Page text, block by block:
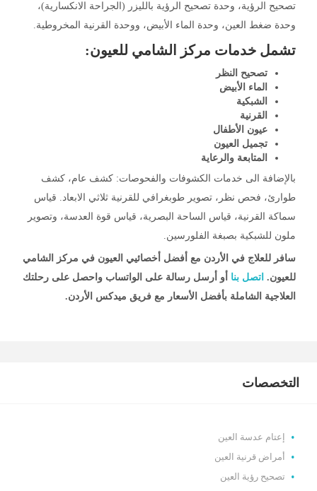
تصحيح الرؤية، وحدة تصحيح الرؤية بالليزر (الجراحة الانكسارية)،
وحدة ضغط العين، وحدة الماء الأبيض، ووحدة القرنية المخروطية.
تشمل خدمات مركز الشامي للعيون:
تصحيح النظر
الماء الأبيض
الشبكية
القرنية
عيون الأطفال
تجميل العيون
المتابعة والرعاية
بالإضافة الى خدمات الكشوفات والفحوصات: كشف عام، كشف
طوارئ، فحص نظر، تصوير طوبغرافي للقرنية ثلاثي الابعاد. قياس
سماكة القرنية، قياس الساحة البصرية، قياس قوة العدسة، وتصوير
ملون للشبكية بصبغة الفلورسين.
سافر للعلاج في الأردن مع أفضل أخصائيي العيون في مركز الشامي
للعيون. اتصل بنا أو أرسل رسالة على الواتساب واحصل على رحلتك
العلاجية الشاملة بأفضل الأسعار مع فريق ميدكس الأردن.
التخصصات
إعتام عدسة العين
أمراض قرنية العين
تصحيح رؤية العين